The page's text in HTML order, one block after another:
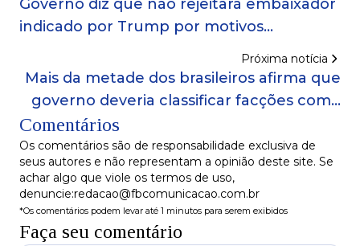
Governo diz que não rejeitará embaixador
indicado por Trump por motivos
Próxima notícia
Mais da metade dos brasileiros afirma que
governo deveria classificar facções como
Comentários
Os comentários são de responsabilidade exclusiva de
seus autores e não representam a opinião deste site. Se
achar algo que viole os termos de uso,
denuncie:redacao@fbcomunicacao.com.br
*Os comentários podem levar até 1 minutos para serem exibidos
Faça seu comentário